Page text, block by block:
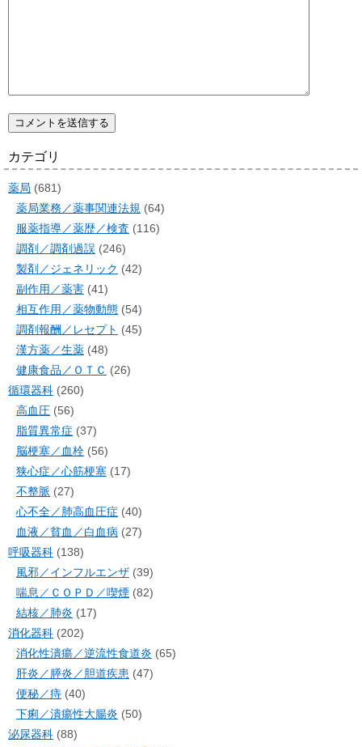
カテゴリ
薬局 (681)
薬局業務／薬事関連法規 (64)
服薬指導／薬歴／検査 (116)
調剤／調剤過誤 (246)
製剤／ジェネリック (42)
副作用／薬害 (41)
相互作用／薬物動態 (54)
調剤報酬／レセプト (45)
漢方薬／生薬 (48)
健康食品／ＯＴＣ (26)
循環器科 (260)
高血圧 (56)
脂質異常症 (37)
脳梗塞／血栓 (56)
狭心症／心筋梗塞 (17)
不整脈 (27)
心不全／肺高血圧症 (40)
血液／貧血／白血病 (27)
呼吸器科 (138)
風邪／インフルエンザ (39)
喘息／ＣＯＰＤ／喫煙 (82)
結核／肺炎 (17)
消化器科 (202)
消化性潰瘍／逆流性食道炎 (65)
肝炎／膵炎／胆道疾患 (47)
便秘／痔 (40)
下痢／潰瘍性大腸炎 (50)
泌尿器科 (88)